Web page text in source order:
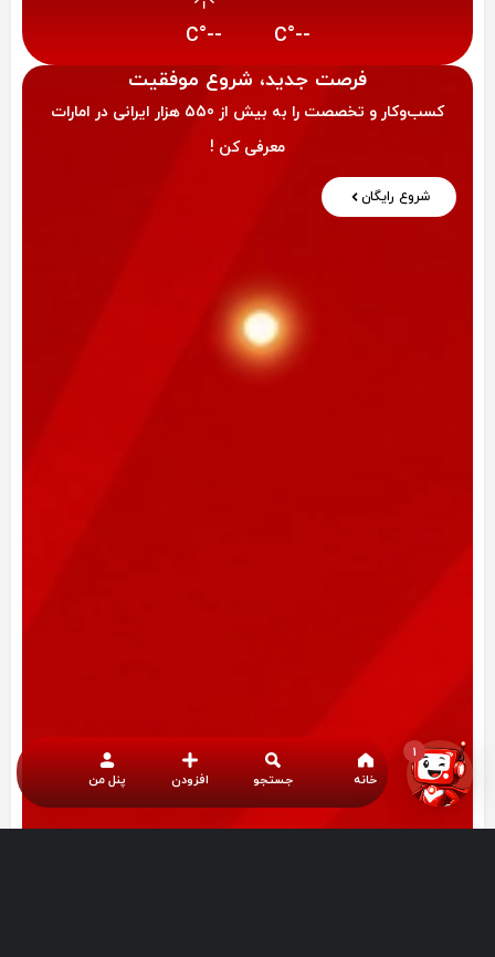
--°C
--°C
فرصت‌ جدید، شروع موفقیت
کسب‌وکار و تخصصت را به بیش از 550 هزار ایرانی در امارات
معرفی کن !
شروع رایگان
خانه جستجو افزودن پنل من
1